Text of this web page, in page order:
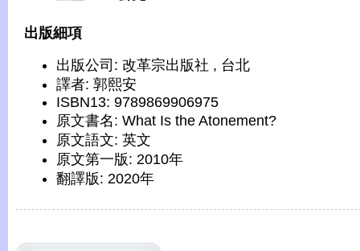
出版細項
出版公司: 改革宗出版社 , 台北
譯者: 郭熙安
ISBN13: 9789869906975
原文書名: What Is the Atonement?
原文語文: 英文
原文第一版: 2010年
翻譯版: 2020年